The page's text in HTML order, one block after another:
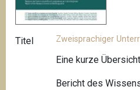
Titel Zweisprachiger
Eine kurze
Bericht des